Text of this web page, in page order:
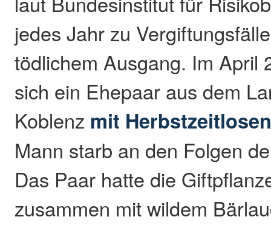
jedes Jahr zu
tödlichem Ausgang. Im April
sich ein Ehepaar aus dem
Koblenz mit
Mann starb an den Folgen
Das Paar hatte die
zusammen mit wildem